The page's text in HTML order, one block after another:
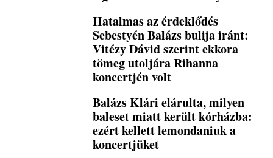
Hatalmas az érdeklődés
Sebestyén Balázs bulija iránt:
Vitézy Dávid szerint ekkora
tömeg utoljára Rihanna
koncertjén volt
Balázs Klári elárulta, milyen
baleset miatt került kórházba:
ezért kellett lemondaniuk a
koncertjüket